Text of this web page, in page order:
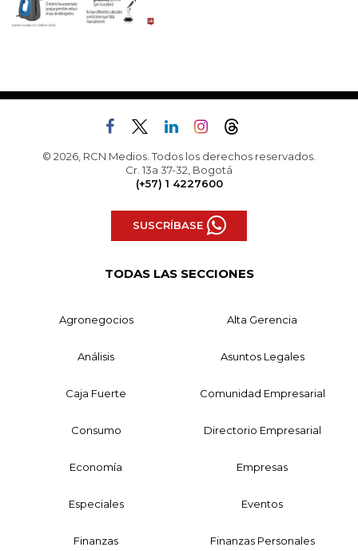
© 2026, RCN Medios. Todos los derechos reservados.
Cr. 13a 37-32, Bogotá
(+57) 1 4227600
SUSCRÍBASE
TODAS LAS SECCIONES
Agronegocios Alta Gerencia
Análisis Asuntos Legales
Caja Fuerte Comunidad Empresarial
Consumo Directorio Empresarial
Economía Empresas
Especiales Eventos
Finanzas Finanzas Personales